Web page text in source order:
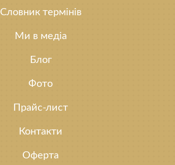
Словник термінів
Ми в медіа
Блог
Фото
Прайс-лист
Контакти
Оферта